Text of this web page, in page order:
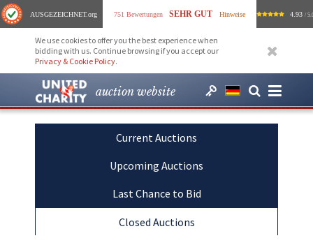
AUSGEZEICHNET.org 751 Bewertungen SEHR GUT Hinweise 4.93 /
We use cookies to offer you the best experience when
bidding with us. Continue browsing if you accept our
Privacy & Cookie Policy.
auction website
Current Auctions
Upcoming Auctions
Last Chance to Bid
Closed Auctions